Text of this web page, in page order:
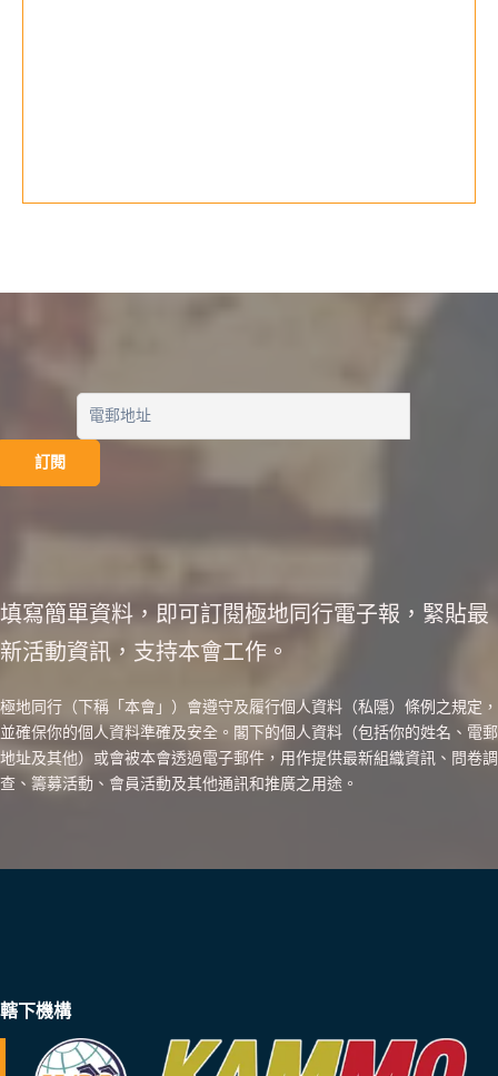
填寫簡單資料，即可訂閱極地同行電子報，緊貼最
新活動資訊，支持本會工作。
極地同行（下稱「本會」）會遵守及履行個人資料（私隱）條例之規定，
並確保你的個人資料準確及安全。閣下的個人資料（包括你的姓名、電郵
地址及其他）或會被本會透過電子郵件，用作提供最新組織資訊、問卷調
查、籌募活動、會員活動及其他通訊和推廣之用途。
轄下機構